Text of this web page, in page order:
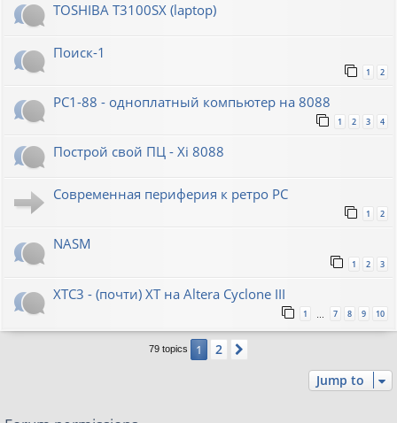
TOSHIBA T3100SX (laptop)
Поиск-1
1 2
PC1-88 - одноплатный компьютер на 8088
1 2 3 4
Построй свой ПЦ - Xi 8088
Современная периферия к ретро PC
1 2
NASM
1 2 3
XTC3 - (почти) XT на Altera Cyclone III
1 7 8 9 10
79 topics 1 2
Jump to